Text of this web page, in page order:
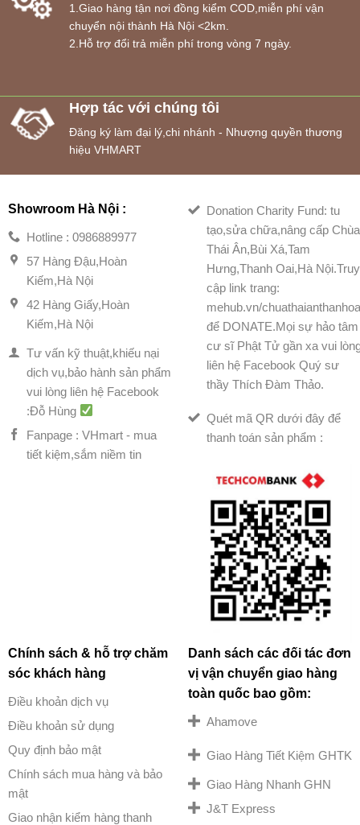
1.Giao hàng tận nơi đồng kiểm COD,miễn phí vận
chuyển nội thành Hà Nội <2km.
2.Hỗ trợ đổi trả miễn phí trong vòng 7 ngày.
Hợp tác với chúng tôi
Đăng ký làm đại lý,chi nhánh - Nhượng quyền thương
hiệu VHMART
Showroom Hà Nội :
Hotline : 0986889977
57 Hàng Đậu,Hoàn
Kiếm,Hà Nội
42 Hàng Giấy,Hoàn
Kiếm,Hà Nội
Tư vấn kỹ thuật,khiếu nại
dịch vụ,bảo hành sản phẩm
vui lòng liên hệ Facebook
:Đỗ Hùng
Fanpage : VHmart - mua
tiết kiệm,sắm niềm tin
Donation Charity Fund: tu
tạo,sửa chữa,nâng cấp Chùa
Thái Ân,Bùi Xá,Tam
Hưng,Thanh Oai,Hà Nội.Truy
cập link trang:
mehub.vn/
để DONATE.Mọi sự hảo tâm
cư sĩ Phật Tử gần xa vui
liên hệ Facebook Quý sư
thầy Thích Đàm Thảo.
Quét mã QR dưới đây để
thanh toán sản phẩm :
Chính sách & hỗ trợ chăm
sóc khách hàng
Điều khoản dịch vụ
Điều khoản sử dụng
Quy định bảo mật
Chính sách mua hàng và bảo
mật
Giao nhận kiểm hàng thanh
Danh sách các đối tác đơn
vị vận chuyển giao hàng
toàn quốc bao gồm:
Ahamove
Giao Hàng Tiết Kiệm GHTK
Giao Hàng Nhanh GHN
J&T Express